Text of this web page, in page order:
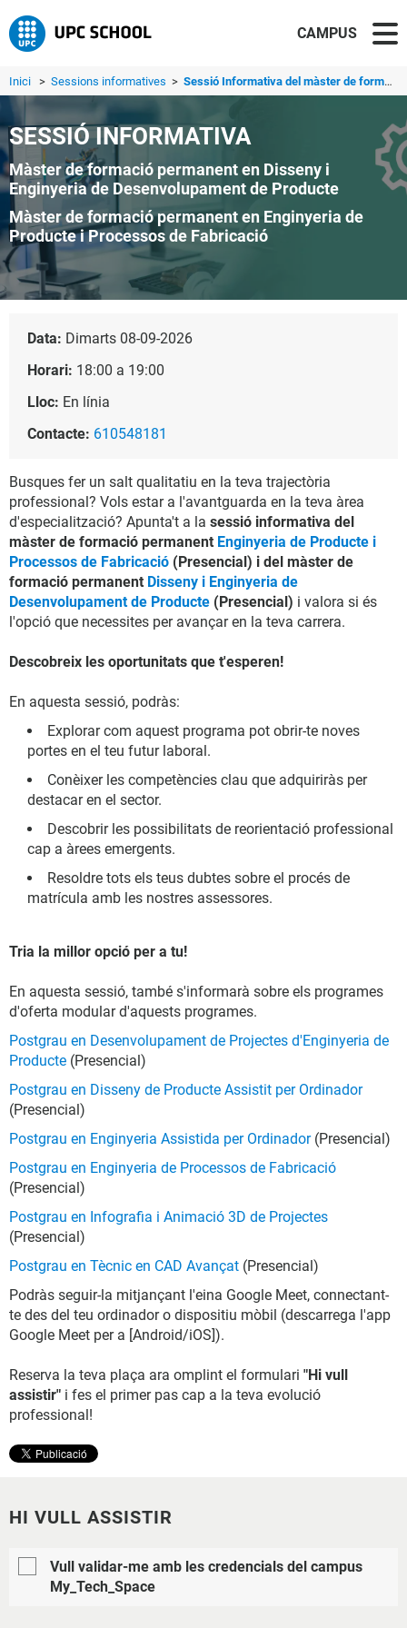
CAMPUS
Inici > Sessions informatives > Sessió Informativa del màster de formació permanent en En...
SESSIÓ INFORMATIVA
Màster de formació permanent en Disseny i
Enginyeria de Desenvolupament de Producte
Màster de formació permanent en Enginyeria de
Producte i Processos de Fabricació
Data: Dimarts 08-09-2026
Horari: 18:00 a 19:00
Lloc: En línia
Contacte: 610548181
Busques fer un salt qualitatiu en la teva trajectòria
professional? Vols estar a l'avantguarda en la teva àrea
d'especialització? Apunta't a la sessió informativa del
màster de formació permanent Enginyeria de Producte i
Processos de Fabricació (Presencial) i del màster de
formació permanent Disseny i Enginyeria de
Desenvolupament de Producte (Presencial) i valora si és
l'opció que necessites per avançar en la teva carrera.
Descobreix les oportunitats que t'esperen!
En aquesta sessió, podràs:
Explorar com aquest programa pot obrir-te noves
portes en el teu futur laboral.
Conèixer les competències clau que adquiriràs per
destacar en el sector.
Descobrir les possibilitats de reorientació professional
cap a àrees emergents.
Resoldre tots els teus dubtes sobre el procés de
matrícula amb les nostres assessores.
Tria la millor opció per a tu!
En aquesta sessió, també s'informarà sobre els programes
d'oferta modular d'aquests programes.
Postgrau en Desenvolupament de Projectes d'Enginyeria de
Producte (Presencial)
Postgrau en Disseny de Producte Assistit per Ordinador
(Presencial)
Postgrau en Enginyeria Assistida per Ordinador(Presencial)
Postgrau en Enginyeria de Processos de Fabricació
(Presencial)
Postgrau en Infografia i Animació 3D de Projectes
(Presencial)
Postgrau en Tècnic en CAD Avançat (Presencial)
Podràs seguir-la mitjançant l'eina Google Meet, connectant-
te des del teu ordinador o dispositiu mòbil (descarrega l'app
Google Meet per a [Android/iOS]).
Reserva la teva plaça ara omplint el formulari "Hi vull
assistir" i fes el primer pas cap a la teva evolució
professional!
HI VULL ASSISTIR
Vull validar-me amb les credencials del campus
My_Tech_Space